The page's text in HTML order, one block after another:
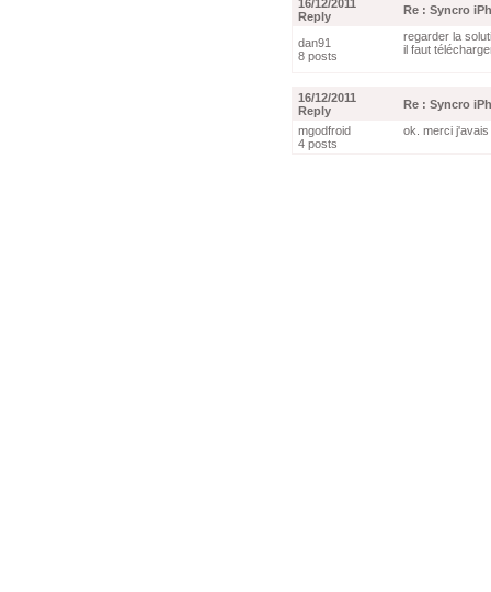
16/12/2011
Reply
Re : Syncro
dan91
8 posts
regarder la
il faut
16/12/2011
Reply
Re : Syncro
mgodfroid
4 posts
ok. merci